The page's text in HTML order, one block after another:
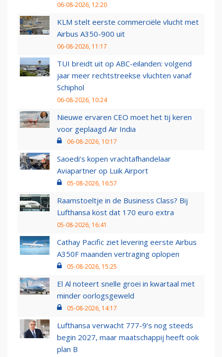
06-08-2026, 12:20
KLM stelt eerste commerciële vlucht met
Airbus A350-900 uit
06-08-2026, 11:17
TUI breidt uit op ABC-eilanden: volgend
jaar meer rechtstreekse vluchten vanaf
Schiphol
06-08-2026, 10:24
Nieuwe ervaren CEO moet het tij keren
voor geplaagd Air India
06-08-2026, 10:17
Saoedi’s kopen vrachtafhandelaar
Aviapartner op Luik Airport
05-08-2026, 16:57
Raamstoeltje in de Business Class? Bij
Lufthansa kost dat 170 euro extra
05-08-2026, 16:41
Cathay Pacific ziet levering eerste Airbus
A350F maanden vertraging oplopen
05-08-2026, 15:25
El Al noteert snelle groei in kwartaal met
minder oorlogsgeweld
05-08-2026, 14:17
Lufthansa verwacht 777-9’s nog steeds
begin 2027, maar maatschappij heeft ook
plan B